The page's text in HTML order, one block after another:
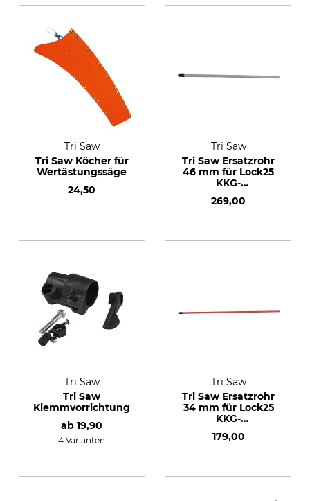
Tri Saw
Tri Saw Köcher für
Wertästungssäge
24,50
Tri Saw
Tri Saw Ersatzrohr
46 mm für Lock25
KKG-
269,00
Tri Saw
Tri Saw
Klemmvorrichtung
ab 19,90
4 Varianten
Tri Saw
Tri Saw Ersatzrohr
34 mm für Lock25
KKG-
179,00